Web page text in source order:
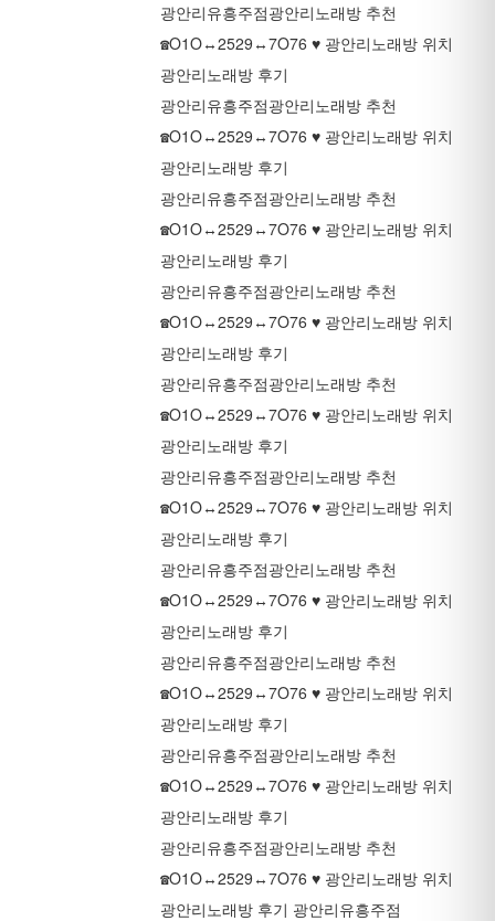
광안리유흥주점광안리노래방 추천
☎O1O↔2529↔7O76 ♥ 광안리노래방 위치
광안리노래방 후기
광안리유흥주점광안리노래방 추천
☎O1O↔2529↔7O76 ♥ 광안리노래방 위치
광안리노래방 후기
광안리유흥주점광안리노래방 추천
☎O1O↔2529↔7O76 ♥ 광안리노래방 위치
광안리노래방 후기
광안리유흥주점광안리노래방 추천
☎O1O↔2529↔7O76 ♥ 광안리노래방 위치
광안리노래방 후기
광안리유흥주점광안리노래방 추천
☎O1O↔2529↔7O76 ♥ 광안리노래방 위치
광안리노래방 후기
광안리유흥주점광안리노래방 추천
☎O1O↔2529↔7O76 ♥ 광안리노래방 위치
광안리노래방 후기
광안리유흥주점광안리노래방 추천
☎O1O↔2529↔7O76 ♥ 광안리노래방 위치
광안리노래방 후기
광안리유흥주점광안리노래방 추천
☎O1O↔2529↔7O76 ♥ 광안리노래방 위치
광안리노래방 후기
광안리유흥주점광안리노래방 추천
☎O1O↔2529↔7O76 ♥ 광안리노래방 위치
광안리노래방 후기
광안리유흥주점광안리노래방 추천
☎O1O↔2529↔7O76 ♥ 광안리노래방 위치
광안리노래방 후기 광안리유흥주점